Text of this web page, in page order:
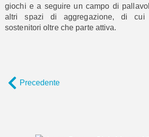
giochi e a seguire un campo di
altri spazi di aggregazione, di cui
sostenitori oltre che parte attiva.
Precedente